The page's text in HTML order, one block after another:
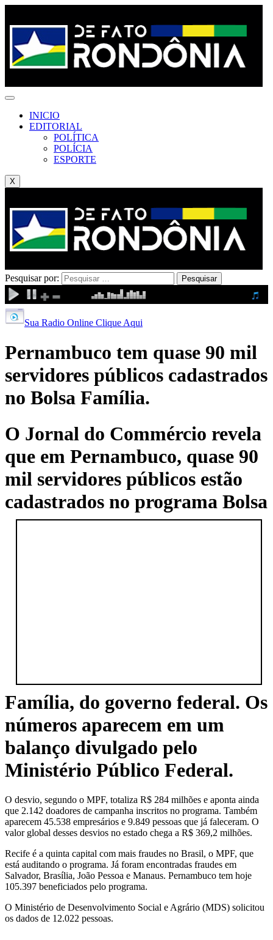
INICIO
EDITORIAL
POLÍTICA
POLÍCIA
ESPORTE
X
Pesquisar por:
Sua Radio Online Clique Aqui
Pernambuco tem quase 90 mil
servidores públicos cadastrados
no Bolsa Família.
O Jornal do Commércio revela
que em Pernambuco, quase 90
mil servidores públicos estão
cadastrados no programa Bolsa
Família, do governo federal. Os
números aparecem em um
balanço divulgado pelo
Ministério Público Federal.
O desvio, segundo o MPF, totaliza R$ 284 milhões e aponta ainda
que 2.142 doadores de campanha inscritos no programa. Também
aparecem 45.538 empresários e 9.849 pessoas que já faleceram. O
valor global desses desvios no estado chega a R$ 369,2 milhões.
Recife é a quinta capital com mais fraudes no Brasil, o MPF, que
está auditando o programa. Já foram encontradas fraudes em
Salvador, Brasília, João Pessoa e Manaus. Pernambuco tem hoje
105.397 beneficiados pelo programa.
O Ministério de Desenvolvimento Social e Agrário (MDS) solicitou
os dados de 12.022 pessoas.